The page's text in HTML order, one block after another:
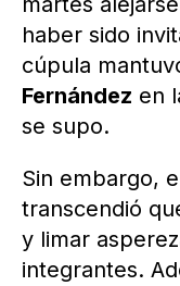
haber sido
cúpula
Fernández en
se supo.
Sin embargo,
transcendió
y limar
integrantes.